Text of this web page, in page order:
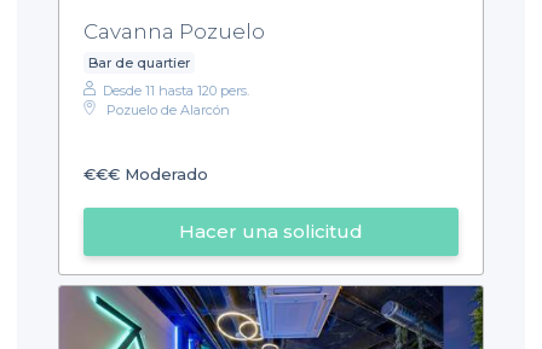
Cavanna Pozuelo
Bar de quartier
Desde 11 hasta 120 pers.
Pozuelo de Alarcón
€€€ Moderado
Hacer una solicitud